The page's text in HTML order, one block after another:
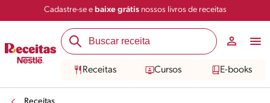
Cadastre-se e baixe grátisnossos livros de receitas
Receitas Cursos E-books
Salvar Compartilhar